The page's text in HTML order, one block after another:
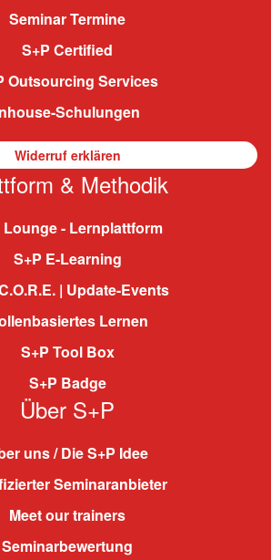
Seminar Termine
S+P Certified
Outsourcing Services
Schulungen
Widerruf erklären
& Methodik
Lounge - Lernplattform
S+P E-Learning
| Update-Events
Lernen
S+P Tool Box
S+P Badge
Über S+P
uns / Die S+P Idee
Seminaranbieter
Meet our trainers
Seminarbewertung